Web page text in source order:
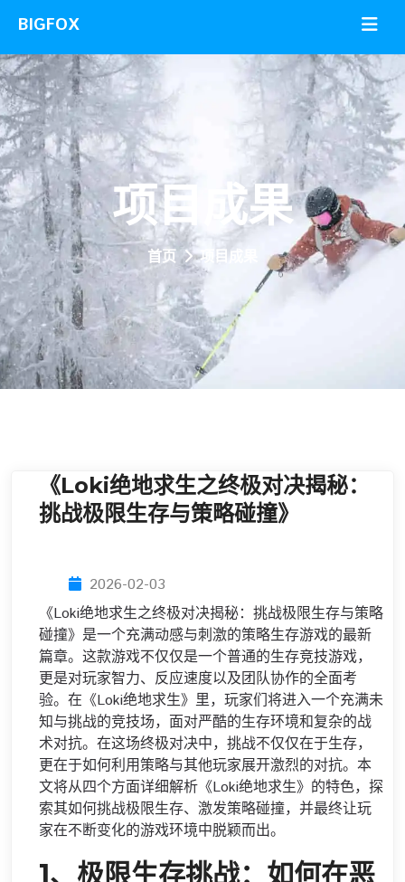
项目成果
首页 项目成果
《Loki绝地求生之终极对决揭秘：
挑战极限生存与策略碰撞》
2026-02-03
《Loki绝地求生之终极对决揭秘：挑战极限生存与策略
碰撞》是一个充满动感与刺激的策略生存游戏的最新
篇章。这款游戏不仅仅是一个普通的生存竞技游戏，
更是对玩家智力、反应速度以及团队协作的全面考
验。在《Loki绝地求生》里，玩家们将进入一个充满未
知与挑战的竞技场，面对严酷的生存环境和复杂的战
术对抗。在这场终极对决中，挑战不仅仅在于生存，
更在于如何利用策略与其他玩家展开激烈的对抗。本
文将从四个方面详细解析《Loki绝地求生》的特色，探
索其如何挑战极限生存、激发策略碰撞，并最终让玩
家在不断变化的游戏环境中脱颖而出。
1、极限生存挑战：如何在恶